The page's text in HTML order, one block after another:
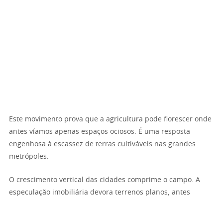
Este movimento prova que a agricultura pode florescer onde
antes víamos apenas espaços ociosos. É uma resposta
engenhosa à escassez de terras cultiváveis nas grandes
metrópoles.
O crescimento vertical das cidades comprime o campo. A
especulação imobiliária devora terrenos planos, antes